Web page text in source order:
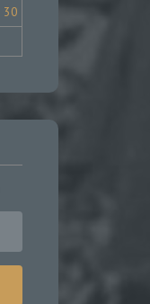
30